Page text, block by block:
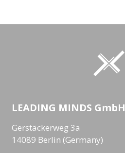
LEADING MINDS GmbH
Gerstäckerweg 3a
14089 Berlin (Germany)